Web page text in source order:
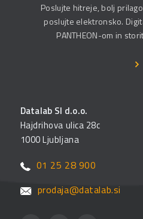
Poslujte hitreje, bolj
poslujte elektronsko.
PANTHEON-om in
Datalab SI d.o.o.
Hajdrihova ulica 28c
1000 Ljubljana
01 25 28 900
prodaja@datalab.si